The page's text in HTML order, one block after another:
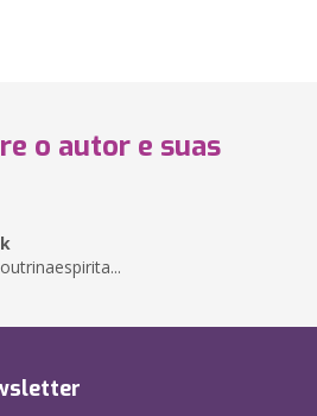
o autor e suas